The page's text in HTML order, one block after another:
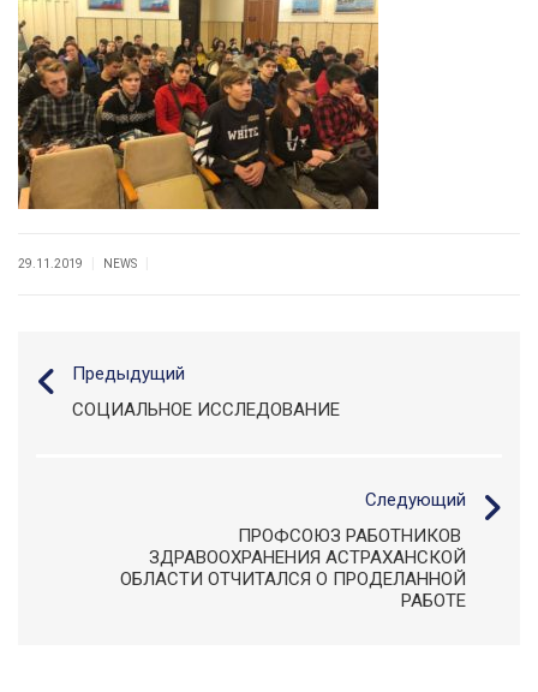
29.11.2019 NEWS
Предыдущий
СОЦИАЛЬНОЕ ИССЛЕДОВАНИЕ
Следующий
ПРОФСОЮЗ РАБОТНИКОВ
ЗДРАВООХРАНЕНИЯ АСТРАХАНСКОЙ
ОБЛАСТИ ОТЧИТАЛСЯ О ПРОДЕЛАННОЙ
РАБОТЕ